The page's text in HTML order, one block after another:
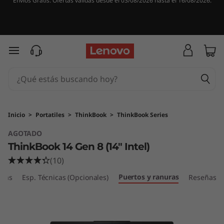
e
n
o
T
h
Ir al contenido principal
Inicio > Portatiles > ThinkBook > ThinkBook Series
AGOTADO
ThinkBook 14 Gen 8 (14" Intel)
(10)
Esp. Técnicas (Opcionales) Puertos y ranuras Reseñas